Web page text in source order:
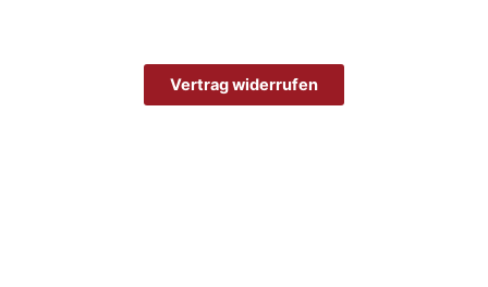
Vertrag widerrufen